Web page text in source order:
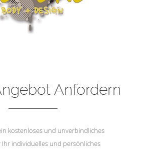
Anfordern
kostenloses und unverbindliches
individuelles und persönliches